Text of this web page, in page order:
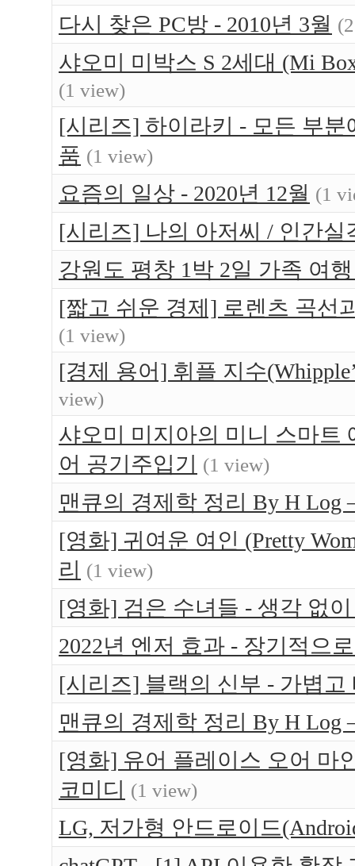
다시 찾은 PC방 - 2010년 3월
샤오미 미박스 S 2세대 (Mi
(1 view)
[시리즈] 하이라키 - 모든 부
품 (1 view)
요즘의 일상 - 2020년 12월 (1
[시리즈] 나의 아저씨 / 인간
강원도 평창 1박 2일 가족 여
[짧고 쉬운 경제] 로렌츠 곡선
(1 view)
[경제 용어] 휘플 지수
view)
샤오미 미지아의 미니 스마트
어 공기주입기
(1 view)
맨큐의 경제학 정리 By H Log
[영화] 귀여운 여인 (Pretty
리
(1 view)
[영화] 검은 수녀들 - 생각 없
2022년 엔저 효과 - 장기적으
[시리즈] 블랙의 신부 - 가볍
맨큐의 경제학 정리 By H Log
[영화] 유어 플레이스 오어 마
코미디
(1 view)
LG, 저가형 안드로이드